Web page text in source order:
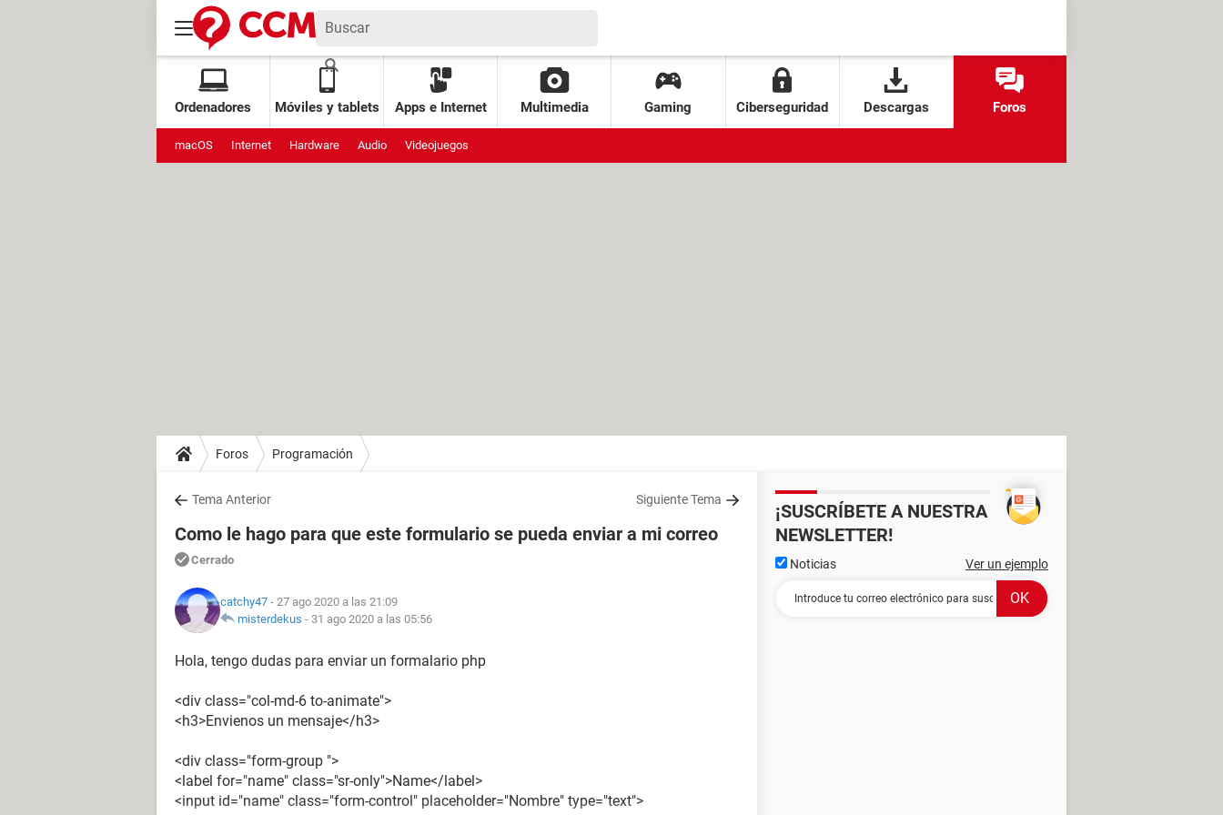
Ordenadores Móviles y tablets Apps e Internet Multimedia Gaming Ciberseguridad Descargas Foros
macOS Internet Hardware Audio Videojuegos
Foros Programación
Tema Anterior Siguiente Tema
Como le hago para que este formulario se pueda enviar a mi correo
Cerrado
catchy47 - 27 ago 2020 a las 21:09
misterdekus - 31 ago 2020 a las 05:56
Hola, tengo dudas para enviar un formalario php
<div class="col-md-6 to-animate">
<h3>Envienos un mensaje</h3>
<div class="form-group ">
<label for="name" class="sr-only">Name</label>
<input id="name" class="form-control" placeholder="Nombre" type="text">
¡SUSCRÍBETE A NUESTRA
NEWSLETTER!
Noticias Ver un ejemplo